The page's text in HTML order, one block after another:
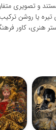
و تصویری
یا روشن
هنری،